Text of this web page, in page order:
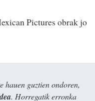
Pictures obrak jo
hauen guztien ondoren,
. Horregatik erronka